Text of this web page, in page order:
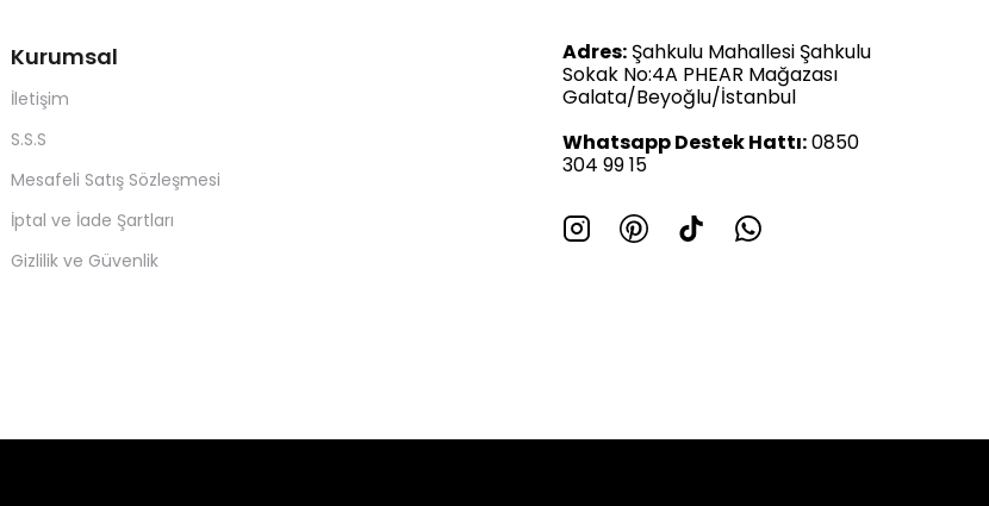
Kurumsal
İletişim
S.S.S
Mesafeli Satış Sözleşmesi
İptal ve İade Şartları
Gizlilik ve Güvenlik
Adres: Şahkulu Mahallesi Şahkulu
Sokak No:4A PHEAR Mağazası
Galata/Beyoğlu/İstanbul
Whatsapp Destek Hattı:0850
304 99 15